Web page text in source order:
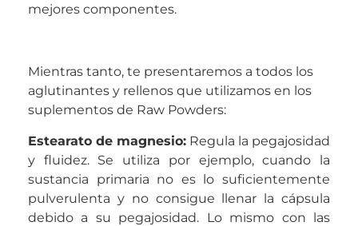
mejores componentes.
Mientras tanto, te presentaremos a todos los
aglutinantes y rellenos que utilizamos en los
suplementos de Raw Powders:
Estearato de magnesio: Regula la pegajosidad
y fluidez. Se utiliza p or ejemplo, cuando la
sustancia primaria no es lo suficientemente
pulverulenta y no consigue llenar la cápsula
debido a su pegajosidad. Lo mismo con las